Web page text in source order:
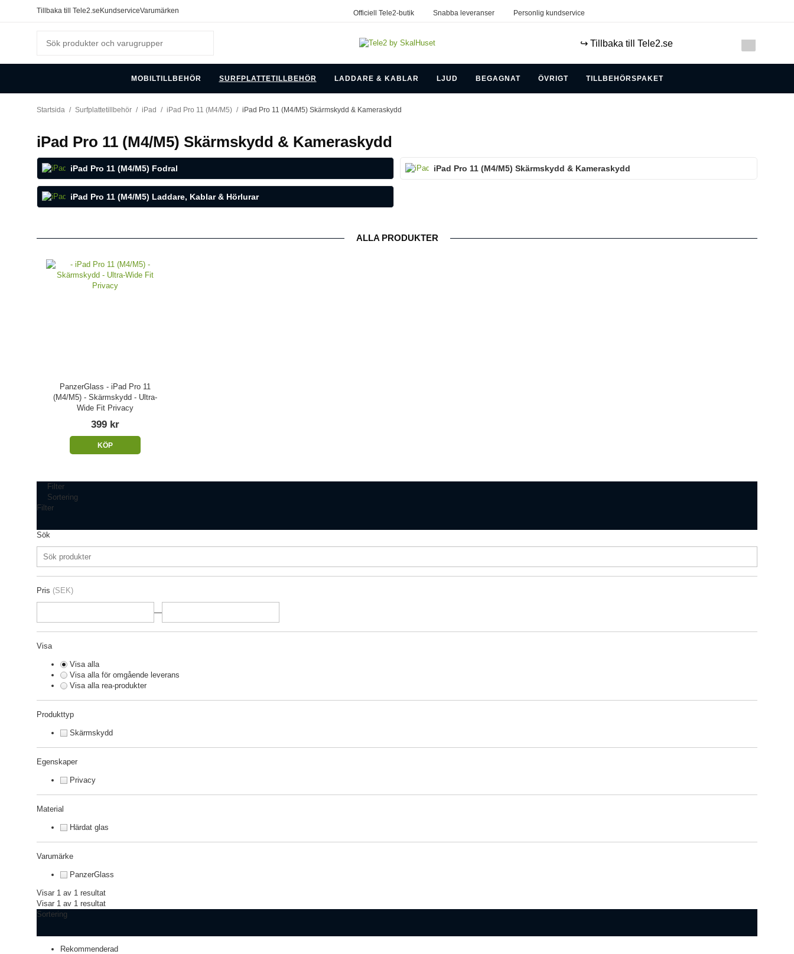
Tillbaka till Tele2.se KundserviceVarumärken Officiell Tele2-butik Snabba leveranser Personlig kundservice
↪️ Tillbaka till Tele2.se
MOBILTILLBEHÖR SURFPLATTETILLBEHÖR LADDARE & KABLAR LJUD BEGAGNAT ÖVRIGT TILLBEHÖRSPAKET
Startsida / Surfplattetillbehör / iPad / iPad Pro 11 (M4/M5) / iPad Pro 11 (M4/M5) Skärmskydd & Kameraskydd
iPad Pro 11 (M4/M5) Skärmskydd & Kameraskydd
iPad Pro 11 (M4/M5) Fodral iPad Pro 11 (M4/M5) Skärmskydd & Kameraskydd
iPad Pro 11 (M4/M5) Laddare, Kablar & Hörlurar
ALLA PRODUKTER
PanzerGlass - iPad Pro 11
(M4/M5) - Skärmskydd - Ultra-
Wide Fit Privacy
399 kr
KÖP
Filter
Sortering
Filter
Sök
Pris (SEK)
—
Visa
Visa alla
Visa alla för omgående leverans
Visa alla rea-produkter
Produkttyp
Skärmskydd
Egenskaper
Privacy
Material
Härdat glas
Varumärke
PanzerGlass
Visar 1 av 1 resultat
Visar 1 av 1 resultat
Sortering
Rekommenderad